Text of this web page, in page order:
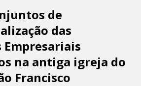
de
das
Empresariais
na antiga igreja do
Francisco